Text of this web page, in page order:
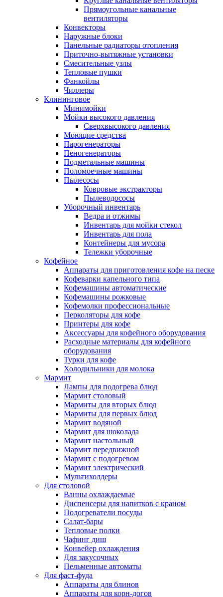
Прямоугольные канальные
вентиляторы
Конвекторы
Наружные блоки
Панельные радиаторы отопления
Приточно-вытяжные установки
Смесительные узлы
Тепловые пушки
Фанкойлы
Чиллеры
Клининговое
Минимойки
Мойки высокого давления
Сверхвысокого давления
Моющие средства
Парогенераторы
Пеногенераторы
Подметальные машины
Поломоечные машины
Пылесосы
Ковровые экстракторы
Пылеводососы
Уборочный инвентарь
Ведра и отжимы
Инвентарь для мойки стекол
Инвентарь для пола
Контейнеры для мусора
Тележки уборочные
Кофейное
Аппараты для приготовления кофе на песке
Кофеварки капельного типа
Кофемашины автоматические
Кофемашины рожковые
Кофемолки профессиональные
Перколяторы для кофе
Принтеры для кофе
Аксессуары для кофейного оборудования
Расходные материалы для кофейного
оборудования
Турки для кофе
Холодильники для молока
Мармит
Лампы для подогрева блюд
Мармит столовый
Мармиты для вторых блюд
Мармиты для первых блюд
Мармит водяной
Мармит для шоколада
Мармит настольный
Мармит передвижной
Мармит с подогревом
Мармит электрический
Мультихолдеры
Для столовой
Ванны охлаждаемые
Диспенсеры для напитков с краном
Подогреватели посуды
Салат-бары
Тепловые полки
Чафинг диш
Конвейер охлаждения
Для закусочных
Пельменные автоматы
Для фаст-фуда
Аппараты для блинов
Аппараты для корн-догов